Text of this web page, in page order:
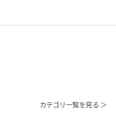
カテゴリ一覧を見る ＞